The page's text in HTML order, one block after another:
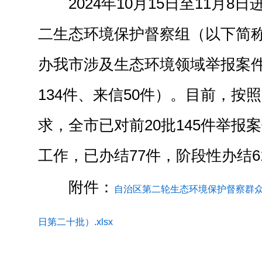
2024年10月15日至11月8日
二生态环境保护督察组（以下简
办我市涉及生态环境领域举报案
134件、来信50件）。目前，按
求，全市已对前20批145件举报
工作，已办结77件，阶段性办结
附件：
自治区第二轮生态环境保护督察群
日第二十批）.xlsx